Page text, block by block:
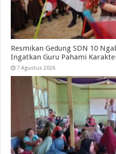
Resmikan Gedung SDN 10
Ingatkan Guru Pahami
7 Agustus 2026